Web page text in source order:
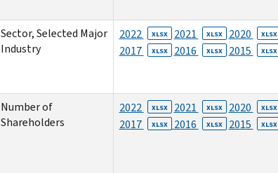
Sector, Selected Major
Industry
2022 XLSX 2021 XLSX 2020 XLSX
2017 XLSX 2016 XLSX 2015 XLSX
Number of
Shareholders
2022 XLSX 2021 XLSX 2020 XLSX
2017 XLSX 2016 XLSX 2015 XLSX